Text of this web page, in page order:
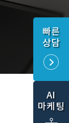
빠른
상담
AI
마케팅